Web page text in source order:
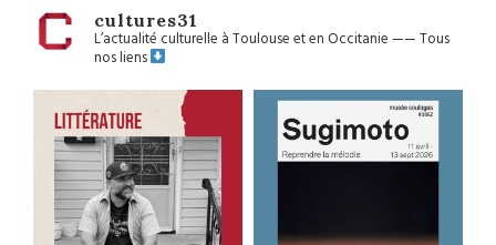
cultures31
L’actualité culturelle à Toulouse et en Occitanie——Tous
nos liens